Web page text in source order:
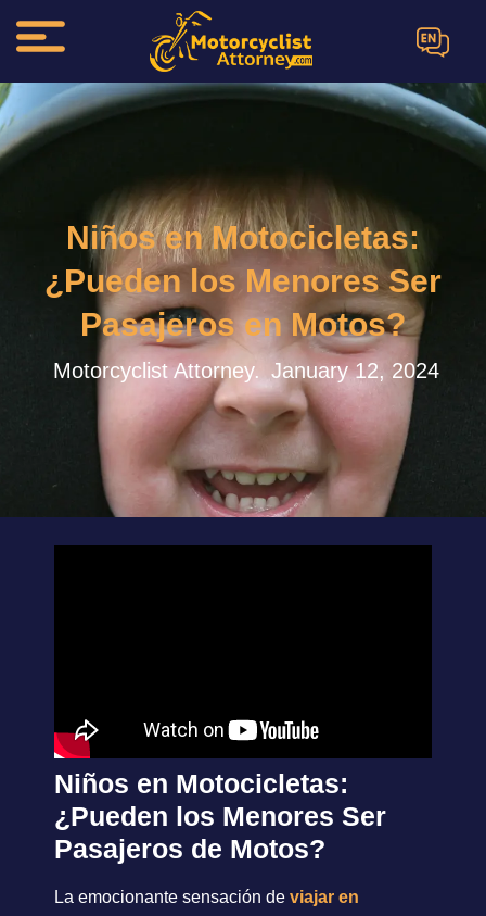
EN
Niños en Motocicletas:
¿Pueden los Menores Ser
Pasajeros en Motos?
Motorcyclist Attorney. January 12, 2024
Niños en Motocicletas:
¿Pueden los Menores Ser
Pasajeros de Motos?
La emocionante sensación de viajar en